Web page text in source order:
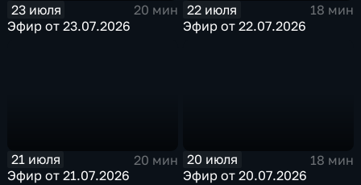
23 июля
20 мин
Эфир от 23.07.2026
22 июля
18 мин
Эфир от 22.07.2026
21 июля
20 мин
Эфир от 21.07.2026
20 июля
18 мин
Эфир от 20.07.2026